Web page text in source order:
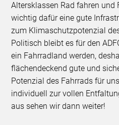
Altersklassen Rad fahren und
wichtig dafür eine gute
zum Klimaschutzpotenzial
Politisch bleibt es für den
ein Fahrradland werden,
flächendeckend gute und
Potenzial des Fahrrads für
individuell zur vollen
aus sehen wir dann weiter!